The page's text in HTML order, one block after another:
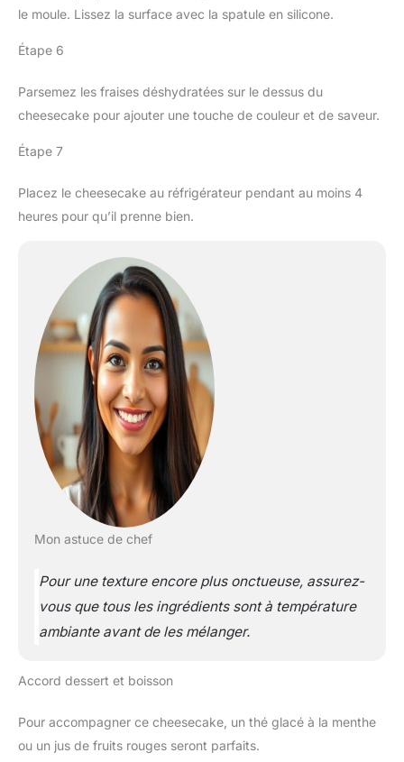
le moule. Lissez la surface avec la spatule en silicone.
Étape 6
Parsemez les fraises déshydratées sur le dessus du
cheesecake pour ajouter une touche de couleur et de saveur.
Étape 7
Placez le cheesecake au réfrigérateur pendant au moins 4
heures pour qu’il prenne bien.
Mon astuce de chef
Pour une texture encore plus onctueuse, assurez-
vous que tous les ingrédients sont à température
ambiante avant de les mélanger.
Accord dessert et boisson
Pour accompagner ce cheesecake, un thé glacé à la menthe
ou un jus de fruits rouges seront parfaits.